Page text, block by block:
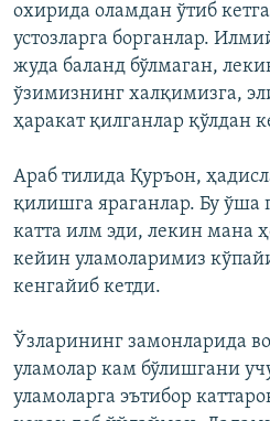
охирида оламдан ўтиб
устозларга борганлар.
жуда баланд бўлмаган,
ўзимизнинг халқимизга,
ҳаракат қилганлар қўлдан
Араб тилида Қуръон,
қилишга яраганлар. Бу ўша
катта илм эди, лекин мана
кейин уламоларимиз
кенгайиб кетди.
Ўзларининг замонларида
уламолар кам бўлишгани
уламоларга эътибор